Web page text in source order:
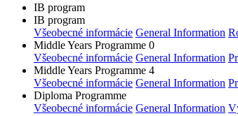
IB program
IB program
Všeobecné informácie General Information
Middle Years Programme 0
Všeobecné informácie General Information
Middle Years Programme 4
Všeobecné informácie General Information
Diploma Programme
Všeobecné informácie General Information